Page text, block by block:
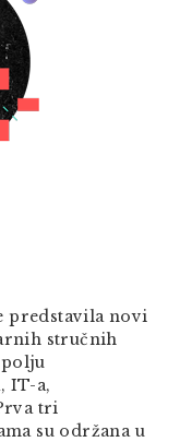
predstavila novi
stručnih
IT-a,
tri
su održana u